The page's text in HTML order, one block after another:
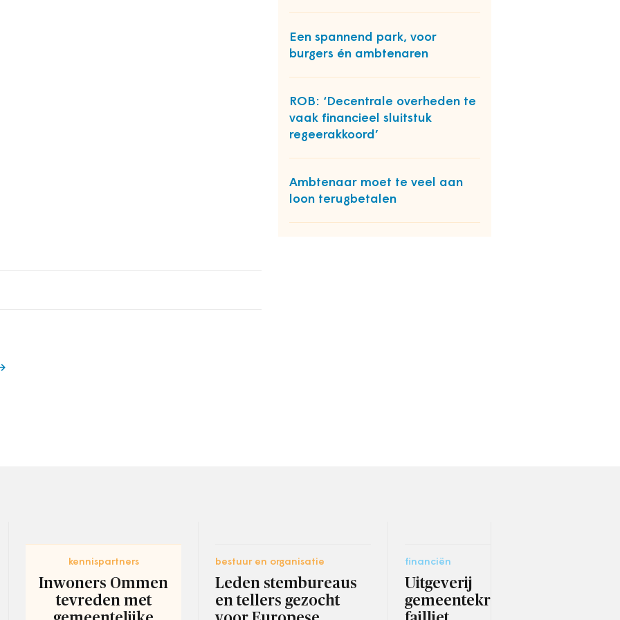
Een spannend park, voor
burgers én ambtenaren
ROB: ‘Decentrale overheden te
vaak financieel sluitstuk
regeerakkoord’
Ambtenaar moet te veel aan
loon terugbetalen
kennispartners
Inwoners Ommen
tevreden met
bestuur en organisatie
Leden stembureaus
en tellers gezocht
financiën
Uitgeverij
gemeentekranten